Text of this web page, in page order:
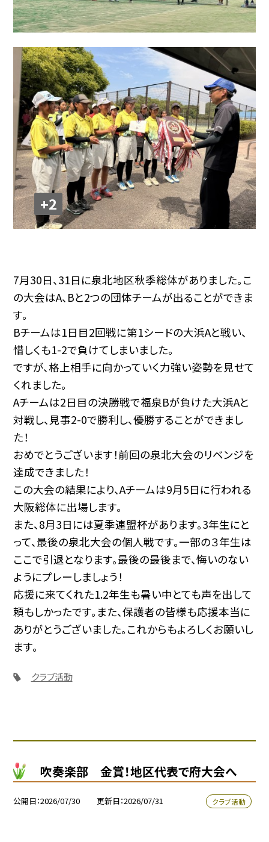
+2
7月30日、31日に泉北地区秋季総体がありました。こ
の大会はA、Bと2つの団体チームが出ることができま
す。
Bチームは1日目2回戦に第1シードの大浜Aと戦い、
惜しくも1-2で負けてしまいました。
ですが、格上相手に向かっていく力強い姿勢を見せて
くれました。
Aチームは2日目の決勝戦で福泉Bが負けた大浜Aと
対戦し、見事2-0で勝利し、優勝することができまし
た！
おめでとうございます！前回の泉北大会のリベンジを
達成できました！
この大会の結果により、Aチームは9月5日に行われる
大阪総体に出場します。
また、8月3日には夏季連盟杯があります。3年生にと
って、最後の泉北大会の個人戦です。一部の３年生は
ここで引退となります。最後の最後まで、悔いのない
ようにプレーしましょう！
応援に来てくれた1.2年生も暑い中とても声を出して
頼もしかったです。また、保護者の皆様も応援本当に
ありがとうございました。これからもよろしくお願いし
ます。
クラブ活動
吹奏楽部 金賞！地区代表で府大会へ
公開日 2026/07/30 更新日 2026/07/31 クラブ活動